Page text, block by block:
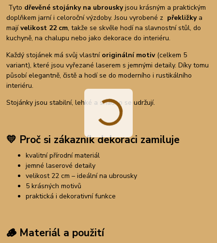
Tyto dřevěné stojánky na ubrouskyjsou krásným a praktickým
doplňkem jarní i celoroční výzdoby. Jsou vyrobené z překližkya
majívelikost 22 cm, takže se skvěle hodí na slavnostní stůl, do
kuchyně, na chalupu nebo jako dekorace do interiéru.
Každý stojánek má svůj vlastní originální motiv(celkem 5
variant), které jsou vyřezané laserem s jemnými detaily. Díky tomu
působí elegantně, čistě a hodí se do moderního i rustikálního
interiéru.
Stojánky jsou stabilní, lehké a snadno se udržují.
💛 Proč si zákazník dekoraci zamiluje
kvalitní přírodní materiál
jemné laserové detaily
velikost 22 cm – ideální na ubrousky
5 krásných motivů
praktická i dekorativní funkce
🪵 Materiál a použití